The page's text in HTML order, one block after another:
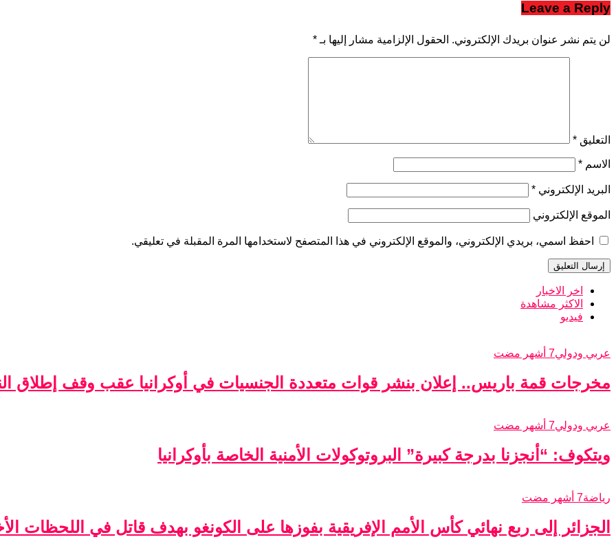
Leave a Reply
لن يتم نشر عنوان بريدك الإلكتروني. الحقول الإلزامية مشار إليها بـ *
التعليق *
الاسم *
البريد الإلكتروني *
الموقع الإلكتروني
احفظ اسمي، بريدي الإلكتروني، والموقع الإلكتروني في هذا المتصفح لاستخدامها المرة المقبلة في تعليقي.
اخر الاخبار
الاكثر مشاهدة
فيديو
عربي ودولي7 أشهر مضت
مخرجات قمة باريس.. إعلان بنشر قوات متعددة الجنسيات في أوكرانيا عقب وقف إطلاق
عربي ودولي7 أشهر مضت
ويتكوف: “أنجزنا بدرجة كبيرة” البروتوكولات الأمنية الخاصة بأوكرانيا
رياضة7 أشهر مضت
الجزائر إلى ربع نهائي كأس الأمم الإفريقية بفوزها على الكونغو بهدف قاتل في اللحظات